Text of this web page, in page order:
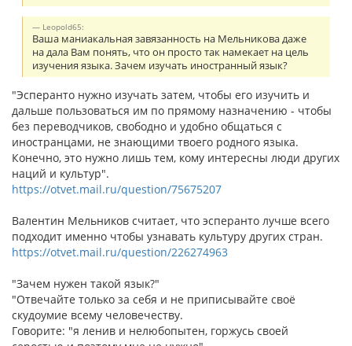
Leopold65:
Ваша маниакальная завязанность на Мельникова даже
на дала Вам понять, что он просто так намекает на цель
изучения языка. Зачем изучать иностранный язык?
"Эсперанто нужно изучать затем, чтобы его изучить и
дальше пользоваться им по прямому назначению - чтобы
без переводчиков, свободно и удобно общаться с
иностранцами, не знающими твоего родного языка.
Конечно, это нужно лишь тем, кому интересны люди других
наций и культур".
https://otvet.mail.ru/question/75675207
Валентин Мельников считает, что эсперанто лучше всего
подходит именно чтобы узнавать культуру других стран.
https://otvet.mail.ru/question/226274963
"Зачем нужен такой язык?"
"Отвечайте только за себя и не приписывайте своё
скудоумие всему человечеству.
Говорите: "я ленив и нелюбопытен, горжусь своей